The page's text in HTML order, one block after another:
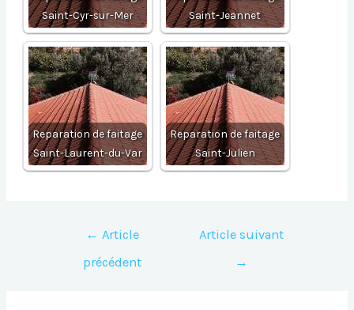
Saint-Cyr-sur-Mer
Saint-Jeannet
Reparation de faitage
Saint-Laurent-du-Var
Reparation de faitage
Saint-Julien
Navigation
l’article
← Article
précédent
Article suivant
→